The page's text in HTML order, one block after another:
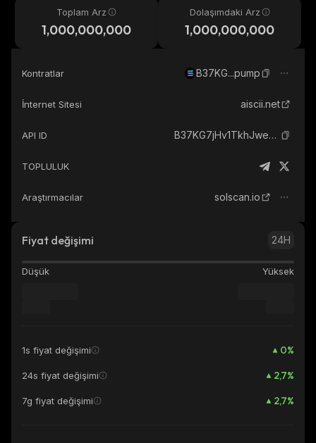
Toplam Arz
1,000,000,000
Dolaşımdaki Arz
1,000,000,000
Kontratlar B37KG...pump
İnternet Sitesi aiscii.net
API ID B37KG7jHv1TkhJwe9xTuLuQyzTXvgQjAmBaxLeCrpump_solana
TOPLULUK
Araştırmacılar solscan.io
Fiyat değişimi 24H
Düşük Yüksek
1s fiyat değişimi 0%
24s fiyat değişimi 2,7%
7g fiyat değişimi 2,7%